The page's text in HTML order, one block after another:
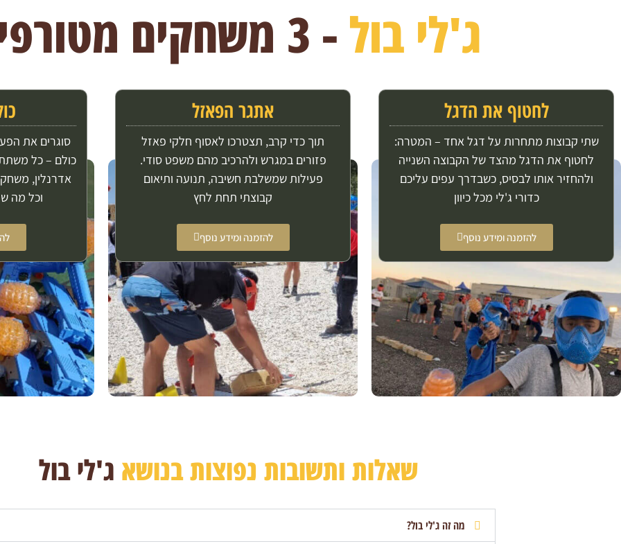
ג'לי בול- 3 משחקים מטורפים
לחטוף את הדגל
שתי קבוצות מתחרות על דגל אחד – המטרה:
לחטוף את הדגל מהצד של הקבוצה השנייה
ולהחזיר אותו לבסיס, כשבדרך עפים עליכם
כדורי ג'לי מכל כיוון
להזמנה ומידע נוסף
אתגר הפאזל
תוך כדי קרב, תצטרכו לאסוף חלקי פאזל
פזורים במגרש ולהרכיב מהם משפט סודי.
פעילות שמשלבת חשיבה, תנועה ותיאום
קבוצתי תחת לחץ
להזמנה ומידע נוסף
סוגרים את
כולם – כל
אדרנלין,
וכל מה
שאלות ותשובות נפוצות בנושא ג'לי בול
מה זה ג'לי בול?